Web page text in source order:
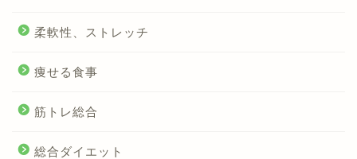
柔軟性、ストレッチ
痩せる食事
筋トレ総合
総合ダイエット